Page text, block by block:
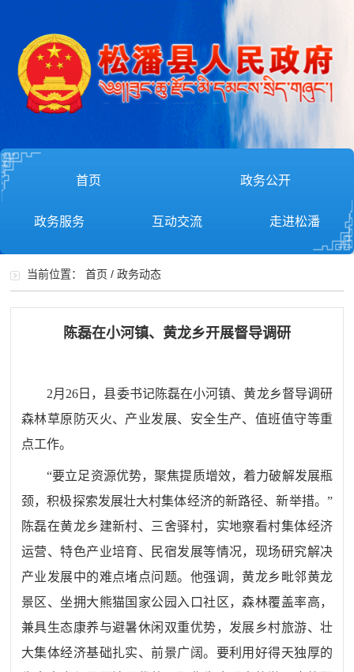
首页 政务公开
政务服务 互动交流 走进松潘
当前位置：首页 /政务动态
陈磊在小河镇、黄龙乡开展督导调研
2月 26 日，县委书记陈磊在小河镇、黄龙乡督导调研
森林草原防灭火、产业发展、安全生产、值班值守等重
点工作。
“要立足资源优势，聚焦提质增效，着力破解发展瓶
颈，积极探索发展壮大村集体经济的新路径、新举措。 ”
陈磊在黄龙乡建新村、三舍驿村，实地察看村集体经济
运营、特色产业培育、民宿发展等情况，现场研究解决
产业发展中的难点堵点问题。他强调，黄龙乡毗邻黄龙
景区、坐拥大熊猫国家公园入口社区，森林覆盖率高，
兼具生态康养与避暑休闲双重优势，发展乡村旅游、壮
大集体经济基础扎实、前景广阔。要利用好得天独厚的